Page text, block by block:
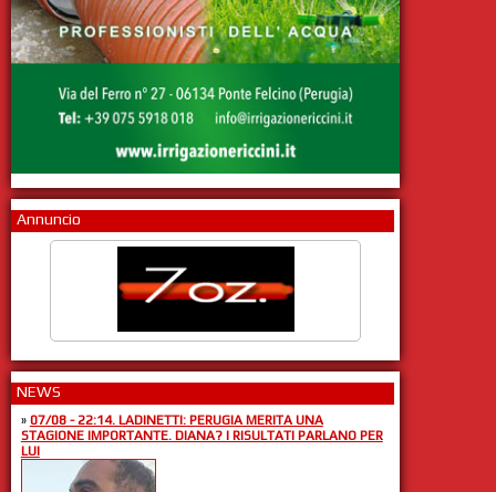
Annuncio
NEWS
» 07/08 - 22:14. LADINETTI: PERUGIA MERITA UNA
STAGIONE IMPORTANTE. DIANA? I RISULTATI PARLANO PER
LUI